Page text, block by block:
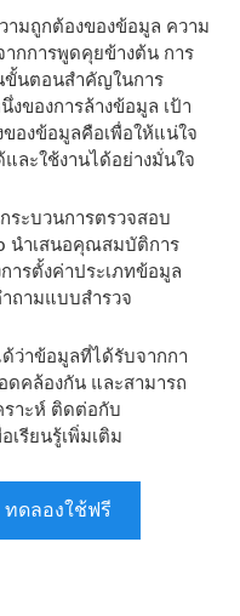
ามถูกต้องของข้อมูล ความ
กการพูดคุยข้างต้น การ
ขั้นตอนสําคัญในการ
ของการล้างข้อมูล เป้า
องข้อมูลคือเพื่อให้แน่ใจ
ละใช้งานได้อย่างมั่นใจ
ระบวนการตรวจสอบ
นําเสนอคุณสมบัติการ
ารตั้งค่าประเภทข้อมูล
ถามแบบสํารวจ
ว่าข้อมูลที่ได้รับจากกา
ดคล้องกัน และสามารถ
ราะห์ ติดต่อกับ
เรียนรู้เพิ่มเติม
ทดลองใช้ฟรี